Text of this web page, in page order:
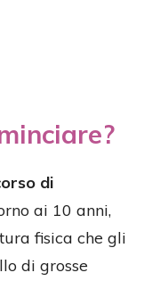
di
ai 10 anni,
fisica che gli
di grosse